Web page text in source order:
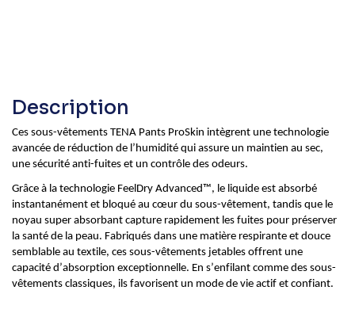
Description
Ces sous-vêtements TENA Pants ProSkin intègrent une technologie
avancée de réduction de l’humidité qui assure un maintien au sec,
une sécurité anti-fuites et un contrôle des odeurs.
Grâce à la technologie FeelDry Advanced™, le liquide est absorbé
instantanément et bloqué au cœur du sous-vêtement, tandis que le
noyau super absorbant capture rapidement les fuites pour préserver
la santé de la peau. Fabriqués dans une matière respirante et douce
semblable au textile, ces sous-vêtements jetables offrent une
capacité d’absorption exceptionnelle. En s’enfilant comme des sous-
vêtements classiques, ils favorisent un mode de vie actif et confiant.